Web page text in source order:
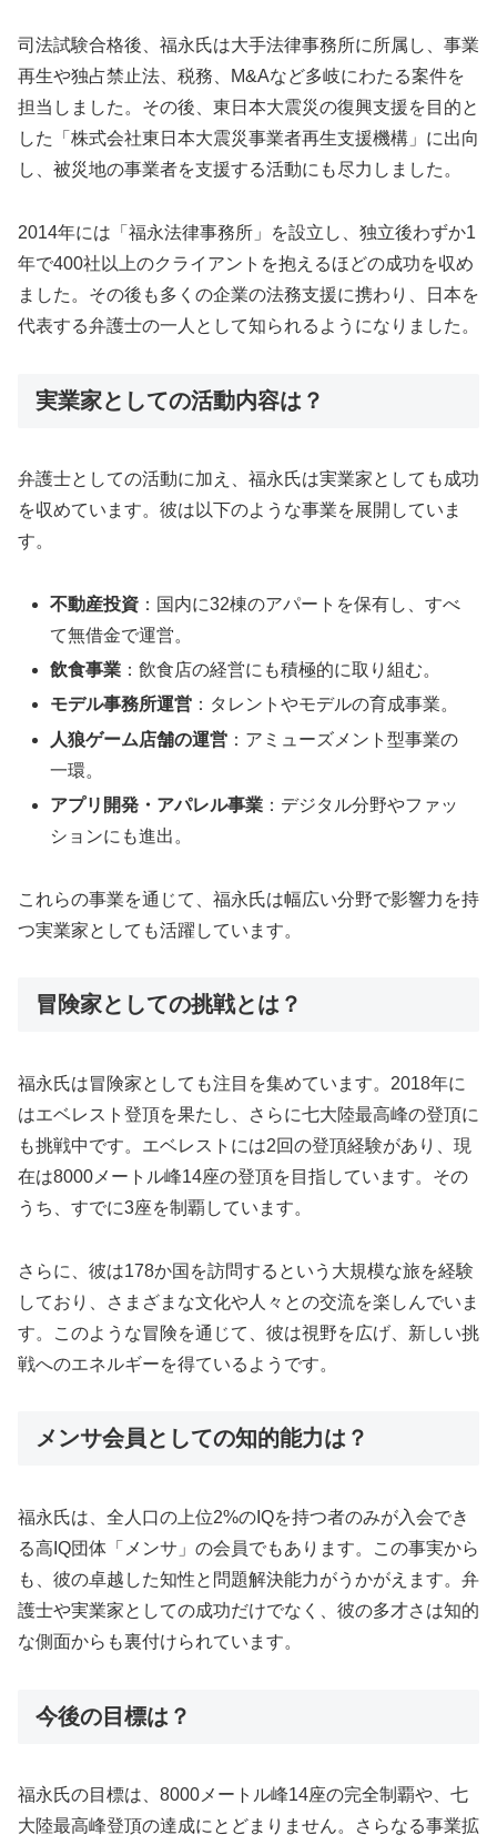
司法試験合格後、福永氏は大手法律事務所に所属し、事業
再生や独占禁止法、税務、M&Aなど多岐にわたる案件を
担当しました。その後、東日本大震災の復興支援を目的と
した「株式会社東日本大震災事業者再生支援機構」に出向
し、被災地の事業者を支援する活動にも尽力しました。
2014年には「福永法律事務所」を設立し、独立後わずか1
年で400社以上のクライアントを抱えるほどの成功を収め
ました。その後も多くの企業の法務支援に携わり、日本を
代表する弁護士の一人として知られるようになりました。
実業家としての活動内容は？
弁護士としての活動に加え、福永氏は実業家としても成功
を収めています。彼は以下のような事業を展開していま
す。
不動産投資 ：国内に32棟のアパートを保有し、すべ
て無借金で運営。
飲食事業 ：飲食店の経営にも積極的に取り組む。
モデル事務所運営 ：タレントやモデルの育成事業。
人狼ゲーム店舗の運営 ：アミューズメント型事業の
一環。
アプリ開発・アパレル事業 ：デジタル分野やファッ
ションにも進出。
これらの事業を通じて、福永氏は幅広い分野で影響力を持
つ実業家としても活躍しています。
冒険家としての挑戦とは？
福永氏は冒険家としても注目を集めています。2018年に
はエベレスト登頂を果たし、さらに七大陸最高峰の登頂に
も挑戦中です。エベレストには2回の登頂経験があり、現
在は8000メートル峰14座の登頂を目指しています。その
うち、すでに3座を制覇しています。
さらに、彼は178か国を訪問するという大規模な旅を経験
しており、さまざまな文化や人々との交流を楽しんでいま
す。このような冒険を通じて、彼は視野を広げ、新しい挑
戦へのエネルギーを得ているようです。
メンサ会員としての知的能力は？
福永氏は、全人口の上位2%のIQを持つ者のみが入会でき
る高IQ団体「メンサ」の会員でもあります。この事実から
も、彼の卓越した知性と問題解決能力がうかがえます。弁
護士や実業家としての成功だけでなく、彼の多才さは知的
な側面からも裏付けられています。
今後の目標は？
福永氏の目標は、8000メートル峰14座の完全制覇や、七
大陸最高峰登頂の達成にとどまりません。さらなる事業拡